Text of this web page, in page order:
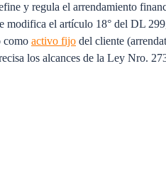
y regula el arrendamiento
el artículo 18° del DL
como activo fijo del cliente
los alcances de la Ley Nro.